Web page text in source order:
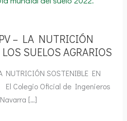
– LA NUTRICIÓN
SUELOS AGRARIOS
NUTRICIÓN SOSTENIBLE EN
El Colegio Oficial de Ingenieros
[…]